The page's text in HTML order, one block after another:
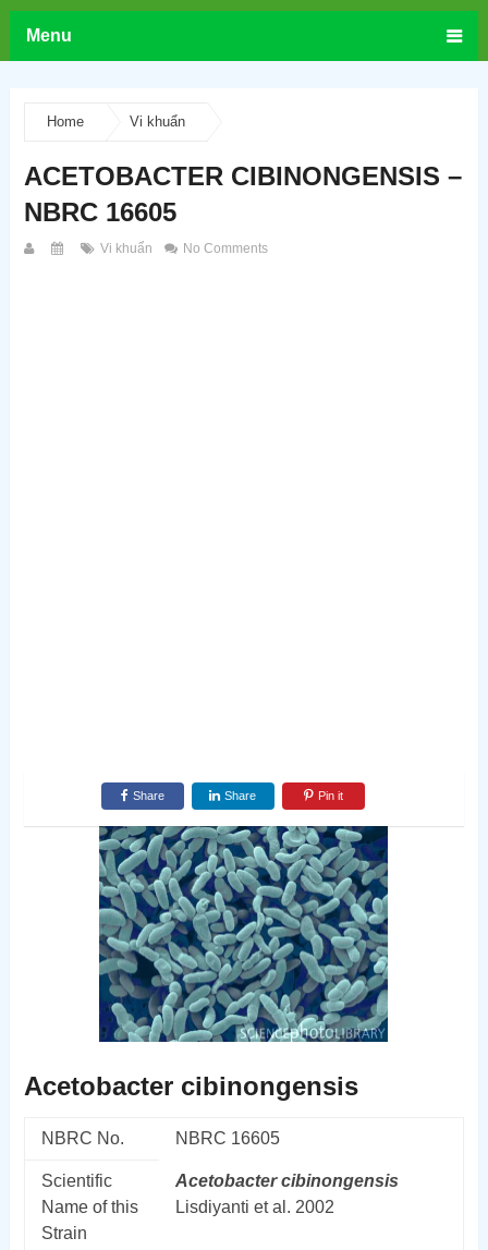
Menu
Home Vi khuẩn
ACETOBACTER CIBINONGENSIS –
NBRC 16605
Vi khuẩn No Comments
Share Share Pin it
Acetobacter cibinongensis
NBRC No. NBRC 16605
Scientific
Name of this
Strain
Acetobacter cibinongensis
Lisdiyanti et al. 2002